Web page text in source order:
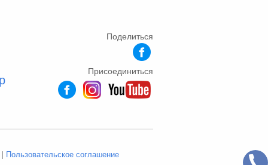
Поделиться
Присоединиться
| Пользовательское соглашение